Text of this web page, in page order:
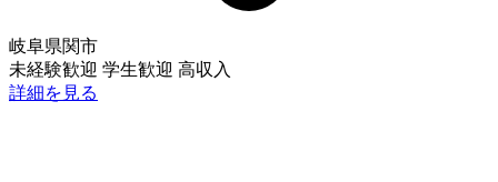
岐阜県関市
未経験歓迎 学生歓迎 高収入
詳細を見る